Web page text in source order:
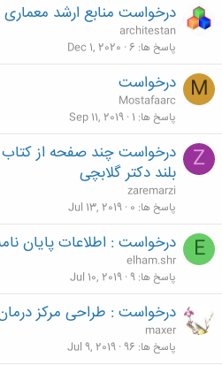
درخواست منابع ارشد معماری 1400
architestan
پاسخ ها 6
Dec 1, 2020
M درخواست
Mostafaarc
پاسخ ها 1
Sep 11, 2019
Z
درخواست چند صفحه از
بلند دکتر گلابچی
zaremarzi
پاسخ ها 0
Jul 13, 2019
E درخواست : اطلاعات پايان
elham.shr
پاسخ ها 9
Jul 10, 2019
درخواست : طراحی مرکز
maxer
پاسخ ها 96
Jul 9, 2019